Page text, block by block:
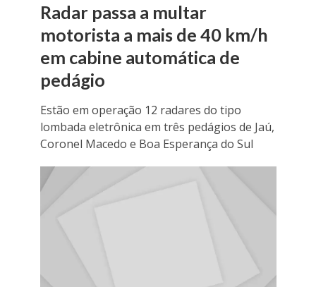
Radar passa a multar
motorista a mais de 40 km/h
em cabine automática de
pedágio
Estão em operação 12 radares do tipo
lombada eletrônica em três pedágios de Jaú,
Coronel Macedo e Boa Esperança do Sul